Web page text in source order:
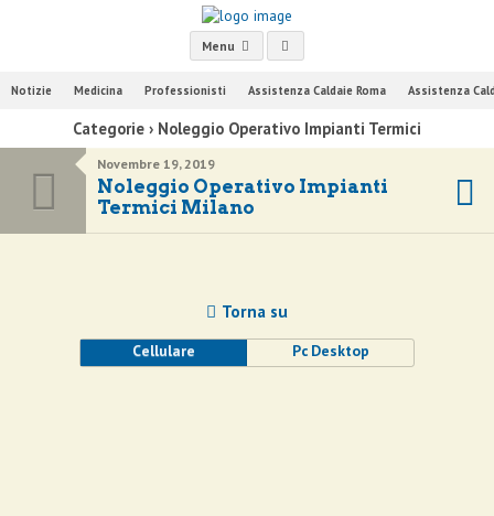
Menu
Notizie Medicina Professionisti Assistenza Caldaie Roma Assistenza
Categorie › Noleggio Operativo Impianti Termici
Novembre 19, 2019
Noleggio Operativo Impianti
Termici Milano
Torna su
Cellulare Pc Desktop